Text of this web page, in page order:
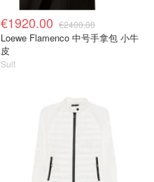
€1920.00 €2400.00
Loewe Flamenco 中号手拿包 小牛
皮
Suit